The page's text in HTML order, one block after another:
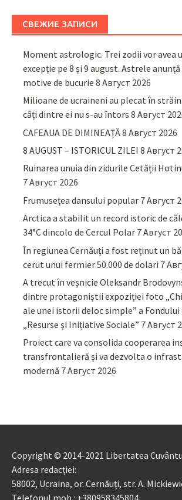
СВЕЖИЕ ЗАПИСИ
Moment astrologic. Trei zodii vor avea
excepție pe 8 și 9 august. Astrele
motive de bucurie 8 Август 2026
Milioane de ucraineni au plecat în
câți dintre ei nu s-au întors 8 Август
CAFEAUA DE DIMINEAȚĂ8 Август 2026
8 AUGUST – ISTORICUL ZILEI 8 Август
Ruinarea unuia din zidurile Cetății
7 Август 2026
Frumusețea dansului popular 7 Август
Arctica a stabilit un record istoric de
34°C dincolo de Cercul Polar 7 Август
În regiunea Cernăuți a fost reținut un
cerut unui fermier 50.000 de dolari 7
A trecut în veșnicie Oleksandr
dintre protagoniștii expoziției foto
ale unei istorii deloc simple” a Fondului
„Resurse și Inițiative Sociale” 7 Август
Proiect care va consolida cooperarea
transfrontalieră și va dezvolta o
modernă 7 Август 2026
Copyright © 2014-2021 Libertatea
Adresa redacției:
58002, Ucraina, or. Cernăuți, str. A.